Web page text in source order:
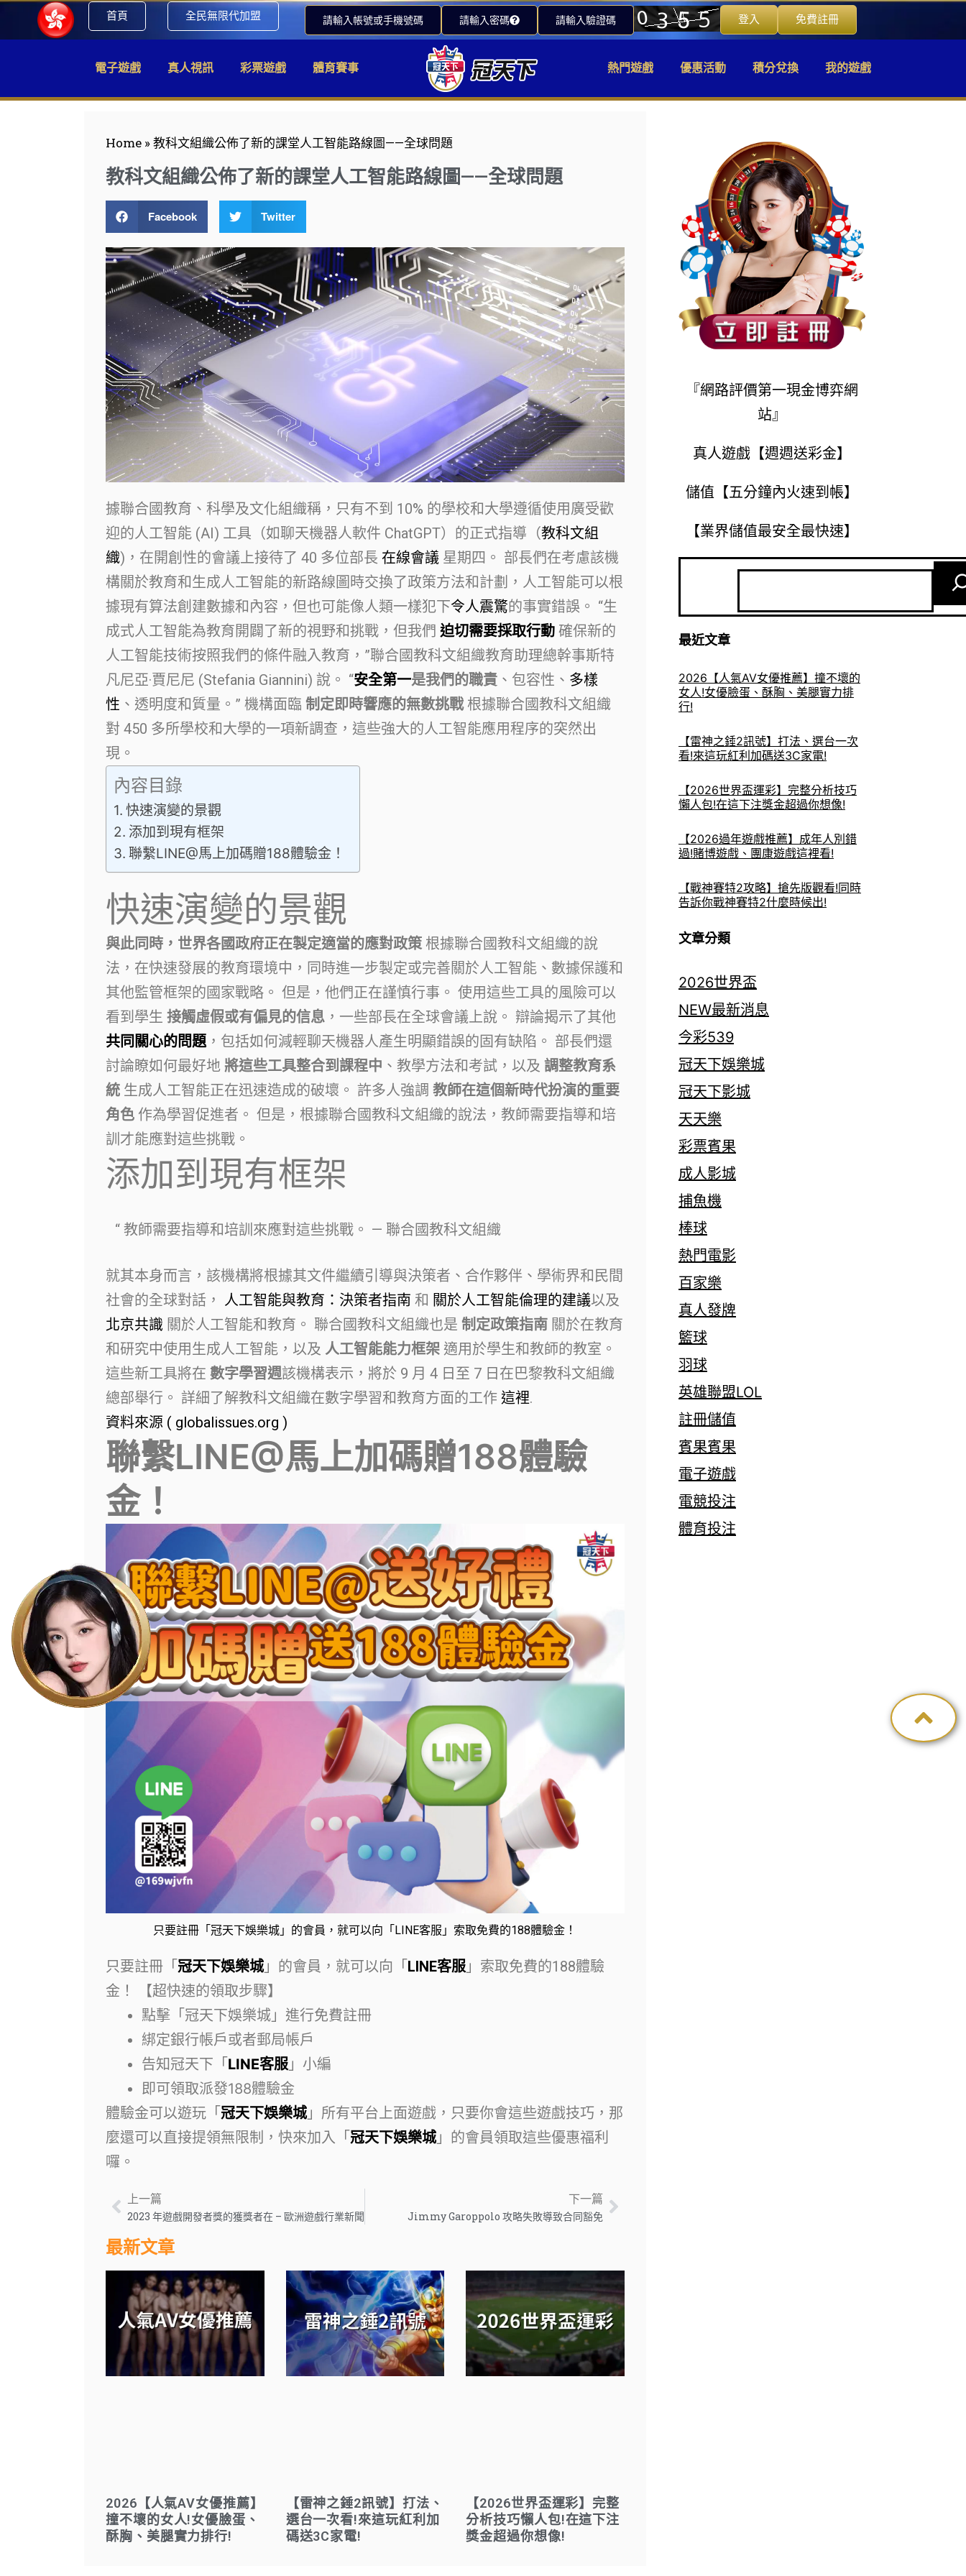
首頁 全民無限代加盟 請輸入帳號或手機號碼 請輸入密碼 請輸入驗證碼 登入 免費註冊
電子遊戲 真人視訊 彩票遊戲 體育賽事 熱門遊戲 優惠活動 積分兌換 我的遊戲
Home »教科文組織公佈了新的課堂人工智能路線圖——全球問題
教科文組織公佈了新的課堂人工智能路線圖——全球問題
Facebook Twitter
據聯合國教育、科學及文化組織稱，只有不到 10% 的學校和大學遵循使用廣受歡
迎的人工智能 (AI) 工具（如聊天機器人軟件 ChatGPT）的正式指導（教科文組
織)，在開創性的會議上接待了 40 多位部長 在線會議 星期四。 部長們在考慮該機
構關於教育和生成人工智能的新路線圖時交換了政策方法和計劃，人工智能可以根
據現有算法創建數據和內容，但也可能像人類一樣犯下令人震驚的事實錯誤。 “生
成式人工智能為教育開闢了新的視野和挑戰，但我們 迫切需要採取行動 確保新的
人工智能技術按照我們的條件融入教育，”聯合國教科文組織教育助理總幹事斯特
凡尼亞·賈尼尼 (Stefania Giannini) 說。 “安全第一是我們的職責 、包容性、 多樣
性 、透明度和質量。” 機構面臨 制定即時響應的無數挑戰根據聯合國教科文組織
對 450 多所學校和大學的一項新調查，這些強大的人工智能應用程序的突然出
現。
內容目錄
快速演變的景觀
添加到現有框架
聯繫LINE@馬上加碼贈188體驗金！
快速演變的景觀
與此同時，世界各國政府正在製定適當的應對政策 根據聯合國教科文組織的說
法，在快速發展的教育環境中，同時進一步製定或完善關於人工智能、數據保護和
其他監管框架的國家戰略。 但是，他們正在謹慎行事。 使用這些工具的風險可以
看到學生 接觸虛假或有偏見的信息 ，一些部長在全球會議上說。 辯論揭示了其他
共同關心的問題，包括如何減輕聊天機器人產生明顯錯誤的固有缺陷。 部長們還
討論瞭如何最好地 將這些工具整合到課程中 、教學方法和考試，以及 調整教育系
統 生成人工智能正在迅速造成的破壞。 許多人強調 教師在這個新時代扮演的重要
角色 作為學習促進者。 但是，根據聯合國教科文組織的說法，教師需要指導和培
訓才能應對這些挑戰。
添加到現有框架
教師需要指導和培訓來應對這些挑戰。 — 聯合國教科文組織
就其本身而言，該機構將根據其文件繼續引導與決策者、合作夥伴、學術界和民間
社會的全球對話， 人工智能與教育：決策者指南 和 關於人工智能倫理的建議以及
北京共識 關於人工智能和教育。 聯合國教科文組織也是 制定政策指南 關於在教育
和研究中使用生成人工智能，以及 人工智能能力框架 適用於學生和教師的教室。
這些新工具將在 數字學習週該機構表示，將於 9 月 4 日至 7 日在巴黎教科文組織
總部舉行。 詳細了解教科文組織在數字學習和教育方面的工作 這裡.
資料來源 ( globalissues.org )
聯繫LINE@馬上加碼贈188體驗
金！
只要註冊「冠天下娛樂城」的會員，就可以向「LINE客服」索取免費的188體驗金！
只要註冊「 冠天下娛樂城」的會員，就可以向「 LINE客服 」索取免費的188體驗
金！ 【超快速的領取步驟】
點擊「冠天下娛樂城」進行免費註冊
綁定銀行帳戶或者郵局帳戶
告知冠天下「 LINE客服 」小編
即可領取派發188體驗金
體驗金可以遊玩「 冠天下娛樂城」所有平台上面遊戲，只要你會這些遊戲技巧，那
麼還可以直接提領無限制，快來加入「 冠天下娛樂城」的會員領取這些優惠福利
囉。
上一篇
2023 年遊戲開發者獎的獲獎者在 – 歐洲遊戲行業新聞
下一篇
Jimmy Garoppolo 攻略失敗導致合同豁免
最新文章
2026【人氣AV女優推薦】
撞不壞的女人!女優臉蛋、
酥胸、美腿實力排行!
【雷神之錘2訊號】打法、
選台一次看!來這玩紅利加
碼送3C家電!
【2026世界盃運彩】完整
分析技巧懶人包!在這下注
獎金超過你想像!
『網路評價第一現金博弈網
站』
真人遊戲【週週送彩金】
儲值【五分鐘內火速到帳】
【業界儲值最安全最快速】
最近文章
2026【人氣AV女優推薦】撞不壞的
女人!女優臉蛋、酥胸、美腿實力排
行!
【雷神之錘2訊號】打法、選台一次
看!來這玩紅利加碼送3C家電!
【2026世界盃運彩】完整分析技巧
懶人包!在這下注獎金超過你想像!
【2026過年遊戲推薦】成年人別錯
過!賭博遊戲、團康遊戲這裡看!
【戰神賽特2攻略】搶先版觀看!同時
告訴你戰神賽特2什麼時候出!
文章分類
2026世界盃
NEW最新消息
今彩539
冠天下娛樂城
冠天下影城
天天樂
彩票賓果
成人影城
捕魚機
棒球
熱門電影
百家樂
真人發牌
籃球
羽球
英雄聯盟LOL
註冊儲值
賓果賓果
電子遊戲
電競投注
體育投注